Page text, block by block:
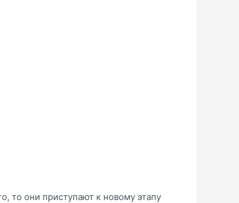
то они приступают к новому этапу